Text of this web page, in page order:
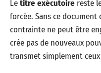
Letitre exécutoire reste
forcée. Sans ce
contrainte ne peut être
crée pas de nouveaux
transmet simplement